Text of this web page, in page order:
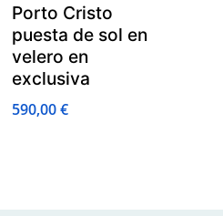
Porto Cristo
puesta de sol en
velero en
exclusiva
590,00€